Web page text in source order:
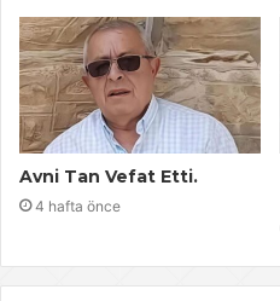
Avni Tan Vefat Etti.
4 hafta önce